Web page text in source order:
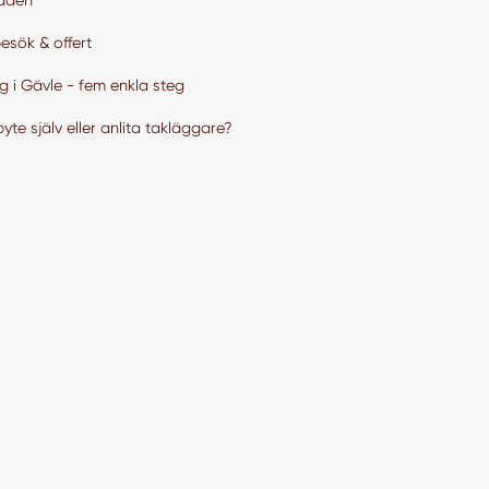
& offert
i Gävle - fem enkla steg
själv eller anlita takläggare?